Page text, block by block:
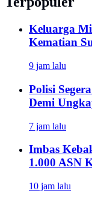
Keluarga
Kematian
9 jam lalu
Polisi
Demi
7 jam lalu
Imbas
1.000 ASN
10 jam lalu